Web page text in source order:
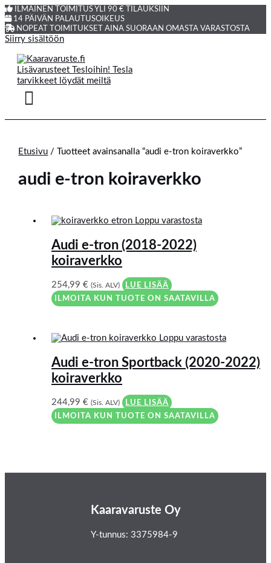
ILMAINEN TOIMITUS YLI 90 € TILAUKSIIN
14 PÄIVÄN PALAUTUSOIKEUS
NOPEAT TOIMITUKSET AINA SUORAAN OMASTA VARASTOSTA
Siirry sisältöön
Etusivu / Tuotteet avainsanalla “audi e-tron koiraverkko”
audi e-tron koiraverkko
Loppu varastosta
Audi e-tron (2018-2022)
koiraverkko
254,99€ (Sis. ALV)
LUE LISÄÄ
ILMOITA KUN TUOTE ON SAATAVILLA
Loppu varastosta
Audi e-tron Sportback (2020-2022)
koiraverkko
244,99€ (Sis. ALV)
LUE LISÄÄ
ILMOITA KUN TUOTE ON SAATAVILLA
Kaaravaruste Oy
Y-tunnus: 3375984-9